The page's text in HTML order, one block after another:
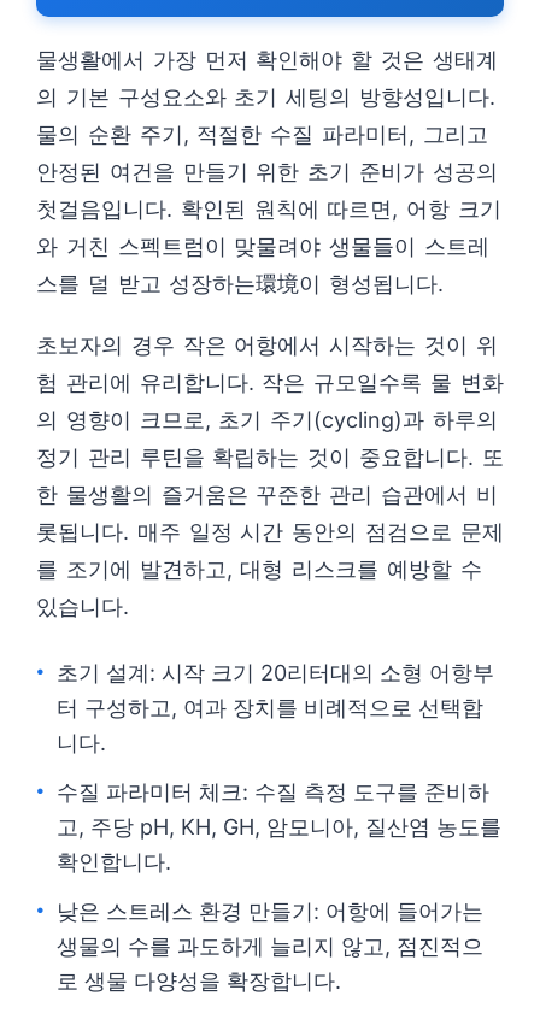
물생활에서 가장 먼저 확인해야 할 것은 생태계
의 기본 구성요소와 초기 세팅의 방향성입니다.
물의 순환 주기, 적절한 수질 파라미터, 그리고
안정된 여건을 만들기 위한 초기 준비가 성공의
첫걸음입니다. 확인된 원칙에 따르면, 어항 크기
와 거친 스펙트럼이 맞물려야 생물들이 스트레
스를 덜 받고 성장하는環境이 형성됩니다.
초보자의 경우 작은 어항에서 시작하는 것이 위
험 관리에 유리합니다. 작은 규모일수록 물 변화
의 영향이 크므로, 초기 주기(cycling)과 하루의
정기 관리 루틴을 확립하는 것이 중요합니다. 또
한 물생활의 즐거움은 꾸준한 관리 습관에서 비
롯됩니다. 매주 일정 시간 동안의 점검으로 문제
를 조기에 발견하고, 대형 리스크를 예방할 수
있습니다.
초기 설계: 시작 크기 20리터대의 소형 어항부
터 구성하고, 여과 장치를 비례적으로 선택합
니다.
수질 파라미터 체크: 수질 측정 도구를 준비하
고, 주당 pH, KH, GH, 암모니아, 질산염 농도를
확인합니다.
낮은 스트레스 환경 만들기: 어항에 들어가는
생물의 수를 과도하게 늘리지 않고, 점진적으
로 생물 다양성을 확장합니다.